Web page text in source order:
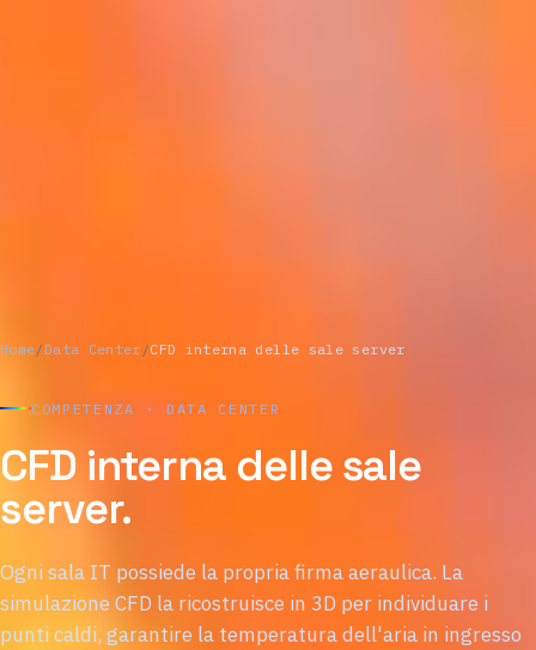
Home/ Data Center /CFD interna delle sale server
COMPETENZA · DATA CENTER
CFD interna delle sale
server.
Ogni sala IT possiede la propria firma aeraulica. La
simulazione CFD la ricostruisce in 3D per individuare i
punti caldi, garantire la temperatura dell'aria in ingresso